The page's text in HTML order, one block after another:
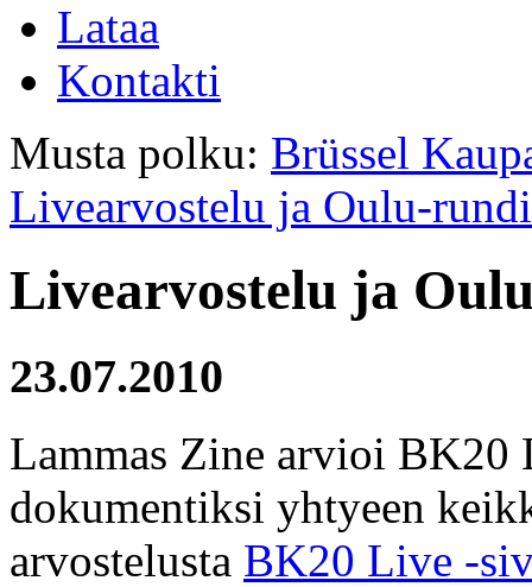
Lataa
Kontakti
Musta polku: Brüssel
Livearvostelu ja Oulu-rundi
Livearvostelu ja
23.07.2010
Lammas Zine arvioi BK20
dokumentiksi yhtyeen
arvostelusta BK20 Live -